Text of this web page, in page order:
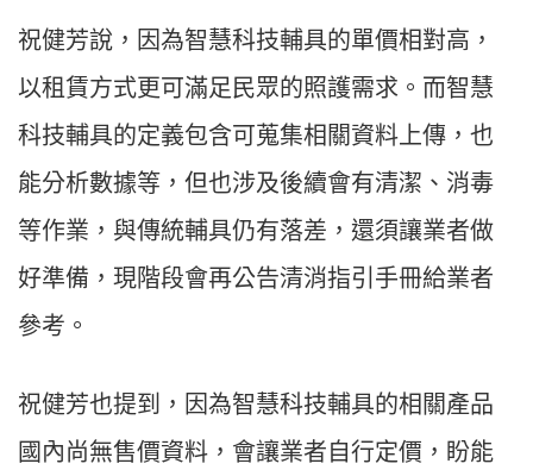
祝健芳說，因為智慧科技輔具的單價相對高，
以租賃方式更可滿足民眾的照護需求。而智慧
科技輔具的定義包含可蒐集相關資料上傳，也
能分析數據等，但也涉及後續會有清潔、消毒
等作業，與傳統輔具仍有落差，還須讓業者做
好準備，現階段會再公告清消指引手冊給業者
參考。
祝健芳也提到，因為智慧科技輔具的相關產品
國內尚無售價資料，會讓業者自行定價，盼能